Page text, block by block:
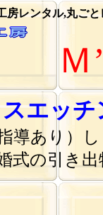
房レンタル,丸ご
エッ
導あり）
式の引き